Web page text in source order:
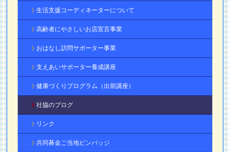
生活支援コーディネーターについて
高齢者にやさしいお店宣言事業
おはなし訪問サポーター事業
支えあいサポーター養成講座
健康づくりプログラム（出前講座）
社協のブログ
リンク
共同募金ご当地ピンバッジ